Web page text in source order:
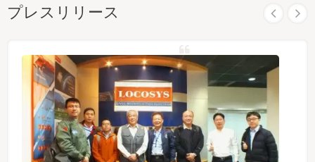
プレスリリース